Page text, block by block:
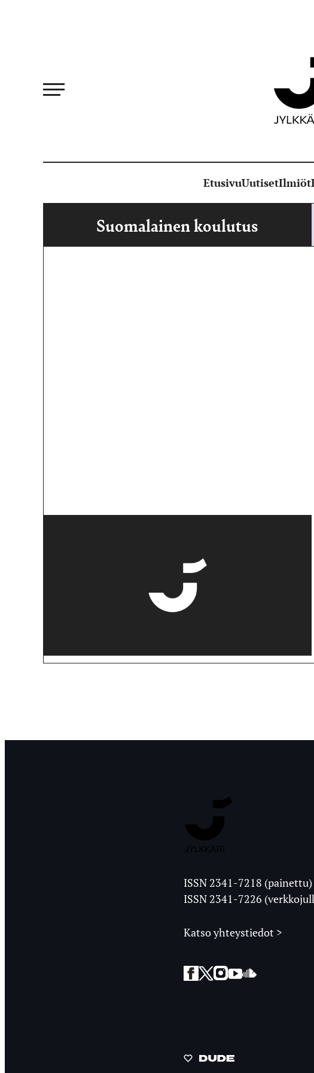
EtusivuUutisetIlmiöt
Suomalainen koulutus
Ylioppilaslehti
ISSN 2341-7218 (painettu)
ISSN 2341-7226
Katso yhteystiedot >
Facebook
Twitter
Instagram
YouTubeSoundCloud